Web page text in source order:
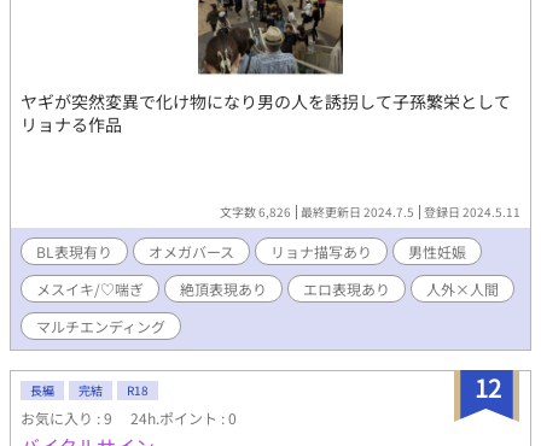
ヤギが突然変異で化け物になり男の人を誘拐して子孫繁栄として
リョナる作品
文字数 6,826 最終更新日 2024.7.5 登録日 2024.5.11
BL表現有り オメガバース リョナ描写あり
男性妊娠
メスイキ/♡喘ぎ
絶頂表現あり エロ表現あり
人外×人間
マルチエンディング
12
長編 完結 R18
お気に入り : 9 24h.ポイント : 0